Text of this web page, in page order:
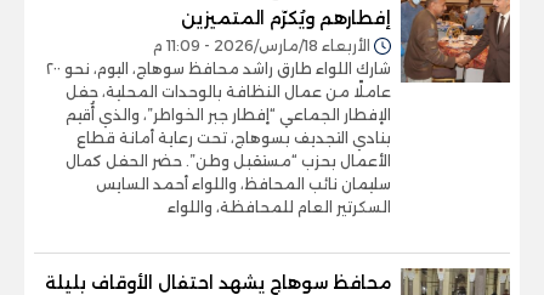
إفطارهم ويُكرّم المتميزين
الأربعاء 18/مارس/2026 - 11:09 م
شارك اللواء طارق راشد محافظ سوهاج، اليوم، نحو ٢٠٠
عاملًا من عمال النظافة بالوحدات المحلية، حفل
الإفطار الجماعي “إفطار جبر الخواطر”، والذي أُقيم
بنادي التجديف بسوهاج، تحت رعاية أمانة قطاع
الأعمال بحزب “مستقبل وطن”. حضر الحفل كمال
سليمان نائب المحافظ، واللواء أحمد السايس
السكرتير العام للمحافظة، واللواء
محافظ سوهاج يشهد احتفال الأوقاف بليلة